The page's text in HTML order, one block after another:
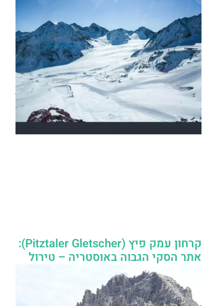
קרחון עמק פיץ (Pitztaler Gletscher):
אתר הסקי הגבוה באוסטריה – טירול